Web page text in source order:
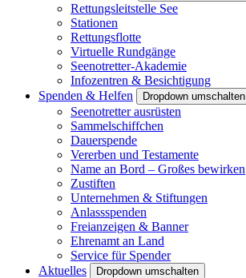
Rettungsleitstelle See
Stationen
Rettungsflotte
Virtuelle Rundgänge
Seenotretter-Akademie
Infozentren & Besichtigung
Spenden & Helfen
Dropdown umschalten
Seenotretter ausrüsten
Sammelschiffchen
Dauerspende
Vererben und Testamente
Name an Bord – Großes bewirken
Zustiften
Unternehmen & Stiftungen
Anlassspenden
Freianzeigen & Banner
Ehrenamt an Land
Service für Spender
Aktuelles
Dropdown umschalten